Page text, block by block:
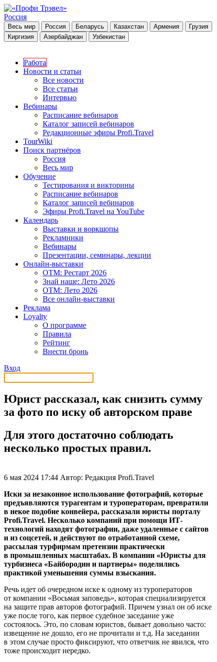
Россия
Весь мир Россия Беларусь Казахстан Армения
Грузия
Киргизия
Азербайджан Узбекистан
Работа
Новости и статьи
Все новости
Все статьи
Интервью
Вебинары
Расписание вебинаров
Каталог записей вебинаров
Редакционные эфиры Profi.Travel
TourWiki
Поиск партнёров
Россия
Весь мир
Обучение
Тестирования и викторины
Расписание вебинаров
Каталог записей вебинаров
Эфиры Profi.Travel на YouTube
Календарь
Выставки и воркшопы
Рекламники
Вебинары
Презентации, семинары, лекции
Онлайн-выставки
OTM: Рестарт 2026
Знай наше: Лето 2026
OTM: Лето 2026
Все онлайн-выставки
Реклама
Loyalty
О программе
Правила
Рейтинг
Внести бронь
Вход
Юрист рассказал, как снизить сумму
за фото по иску об авторском праве
Для этого достаточно соблюдать
несколько простых правил.
6 мая 2024 17:44 Автор: Редакция Profi.Travel
Иски за незаконное использование фотографий, которые
предъявляются турагентам и туроператорам, превратили
в некое подобие конвейера, рассказали юристы порталу
Profi.Travel. Несколько компаний при помощи ИТ-
технологий находят фотографии, даже удаленные с сайтов
и из соцсетей, и действуют по отработанной схеме,
рассылая турфирмам претензии практически
в промышленных масштабах. В компании «Юристы для
турбизнеса «Байбородин и партнеры» поделились
практикой уменьшения суммы взыскания.
Речь идет об очередном иске к одному из туроператоров
от компании «Восьмая заповедь», которая специализируется
на защите прав авторов фотографий. Причем узнал он об иске
уже после того, как первое судебное заседание уже
состоялось. Это, по словам юристов, бывает довольно часто:
извещение не дошло, его не прочитали и т.д. На заседании
в этом случае просто фиксируют, что ответчик не явился, что
тоже происходит нередко.